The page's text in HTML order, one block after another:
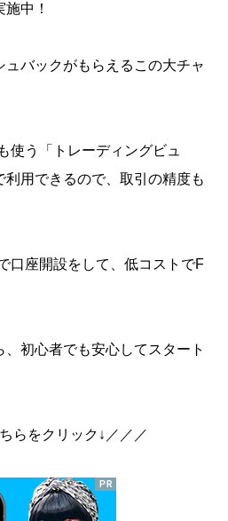
中！
バックがもらえるこの大チャ
使う「トレーディングビュ
用できるので、取引の精度も
口座開設をして、低コストでF
初心者でも安心してスタート
らをクリック↓／／／